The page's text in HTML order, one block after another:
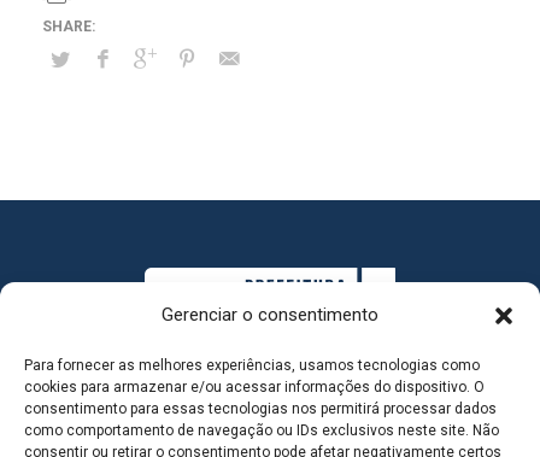
Gerenciar o consentimento
Para fornecer as melhores experiências, usamos tecnologias como
cookies para armazenar e/ou acessar informações do dispositivo. O
consentimento para essas tecnologias nos permitirá processar dados
como comportamento de navegação ou IDs exclusivos neste site. Não
consentir ou retirar o consentimento pode afetar negativamente certos